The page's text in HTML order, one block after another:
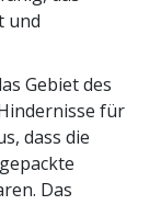
und
Gebiet des
für
dass die
Das